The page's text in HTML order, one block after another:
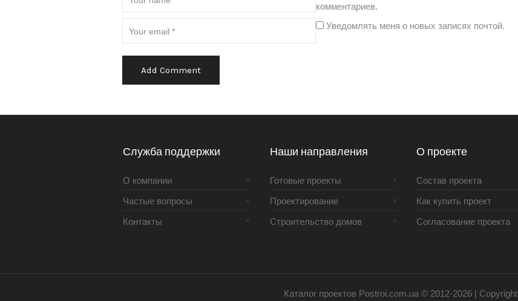
комментариев.
Уведомлять меня о новых записях почтой.
Служба поддержки
О компании
Частые вопросы
Контакты
Наши направления
Готовые проекты
Проектирование
Строительство домов
О проекте
Состав проекта
Как купить проект
Согласование проекта
Каталог проектов Postroi.com.ua © 2012-2026 | Copyright